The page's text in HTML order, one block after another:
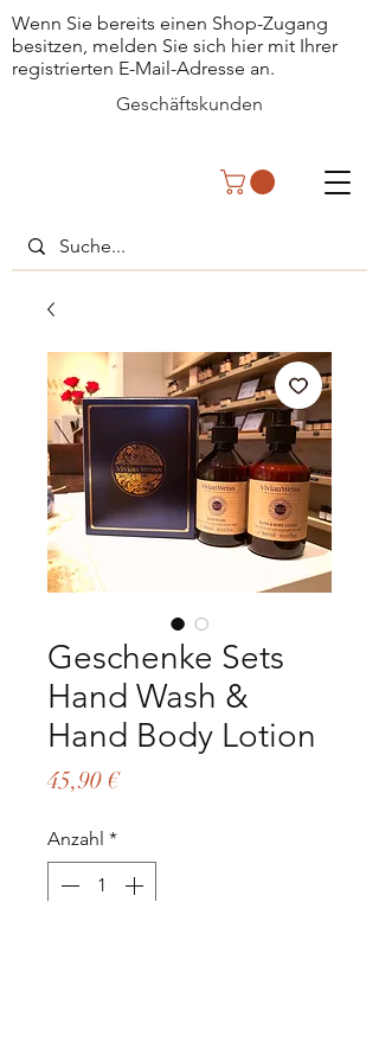
Geschäftskunden
Wenn Sie bereits einen Shop-Zugang
besitzen, melden Sie sich hier mit Ihrer
registrierten E-Mail-Adresse an.
Geschenke Sets
Hand Wash &
Hand Body Lotion
45,90 €Preis
Anzahl *